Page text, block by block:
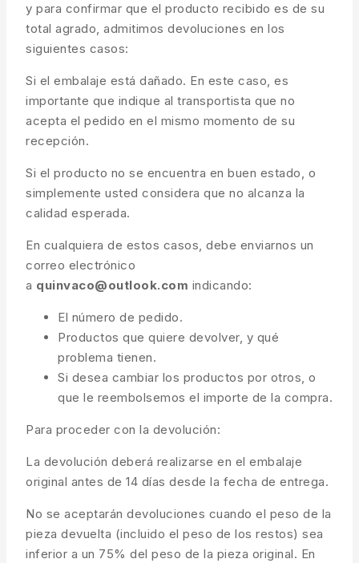
y para confirmar que el producto recibido es de su
total agrado, admitimos devoluciones en los
siguientes casos:
Si el embalaje está dañado. En este caso, es
importante que indique al transportista que no
acepta el pedido en el mismo momento de su
recepción.
Si el producto no se encuentra en buen estado, o
simplemente usted considera que no alcanza la
calidad esperada.
En cualquiera de estos casos, debe enviarnos un
correo electrónico
a quinvaco@outlook.com indicando:
El número de pedido.
Productos que quiere devolver, y qué
problema tienen.
Si desea cambiar los productos por otros, o
que le reembolsemos el importe de la compra.
Para proceder con la devolución:
La devolución deberá realizarse en el embalaje
original antes de 14 días desde la fecha de entrega.
No se aceptarán devoluciones cuando el peso de la
pieza devuelta (incluido el peso de los restos) sea
inferior a un 75% del peso de la pieza original. En